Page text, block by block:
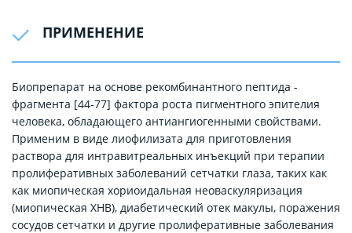
ПРИМЕНЕНИЕ
Биопрепарат на основе рекомбинантного пептида -
фрагмента [44-77] фактора роста пигментного эпителия
человека, обладающего антиангиогенными свойствами.
Применим в виде лиофилизата для приготовления
раствора для интравитреальных инъекций при терапии
пролиферативных заболеваний сетчатки глаза, таких как
как миопическая хориоидальная неоваскуляризация
(миопическая ХНВ), диабетический отек макулы, поражения
сосудов сетчатки и другие пролиферативные заболевания